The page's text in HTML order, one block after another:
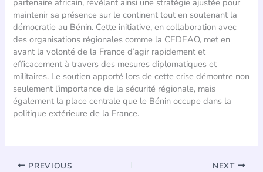
maintenir sa présence sur le continent tout en soutenant la
démocratie au Bénin. Cette initiative, en collaboration avec
des organisations régionales comme la CEDEAO, met en
avant la volonté de la France d’agir rapidement et
efficacement à travers des mesures diplomatiques et
militaires. Le soutien apporté lors de cette crise démontre non
seulement l’importance de la sécurité régionale, mais
également la place centrale que le Bénin occupe dans la
politique extérieure de la France.
PREVIOUS NEXT